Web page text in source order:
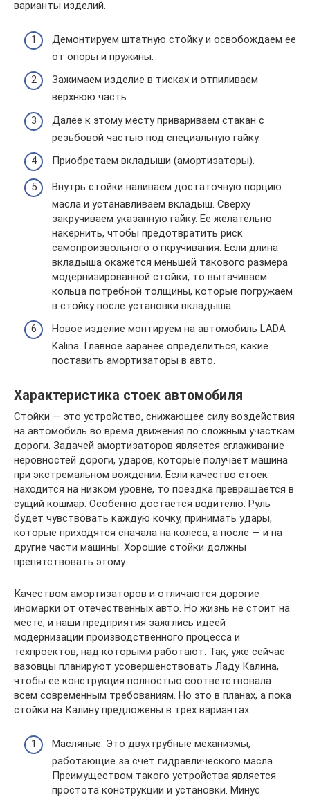
варианты изделий.
Демонтируем штатную стойку и освобождаем ее
от опоры и пружины.
Зажимаем изделие в тисках и отпиливаем
верхнюю часть.
Далее к этому месту привариваем стакан с
резьбовой частью под специальную гайку.
Приобретаем вкладыши (амортизаторы).
Внутрь стойки наливаем достаточную порцию
масла и устанавливаем вкладыш. Сверху
закручиваем указанную гайку. Ее желательно
накернить, чтобы предотвратить риск
самопроизвольного откручивания. Если длина
вкладыша окажется меньшей такового размера
модернизированной стойки, то вытачиваем
кольца потребной толщины, которые погружаем
в стойку после установки вкладыша.
Новое изделие монтируем на автомобиль LADA
Kalina. Главное заранее определиться, какие
поставить амортизаторы в авто.
Характеристика стоек автомобиля
Стойки — это устройство, снижающее силу воздействия
на автомобиль во время движения по сложным участкам
дороги. Задачей амортизаторов является сглаживание
неровностей дороги, ударов, которые получает машина
при экстремальном вождении. Если качество стоек
находится на низком уровне, то поездка превращается в
сущий кошмар. Особенно достается водителю. Руль
будет чувствовать каждую кочку, принимать удары,
которые приходятся сначала на колеса, а после — и на
другие части машины. Хорошие стойки должны
препятствовать этому.
Качеством амортизаторов и отличаются дорогие
иномарки от отечественных авто. Но жизнь не стоит на
месте, и наши предприятия зажглись идеей
модернизации производственного процесса и
техпроектов, над которыми работают. Так, уже сейчас
вазовцы планируют усовершенствовать Ладу Калина,
чтобы ее конструкция полностью соответствовала
всем современным требованиям. Но это в планах, а пока
стойки на Калину предложены в трех вариантах.
Масляные. Это двухтрубные механизмы,
работающие за счет гидравлического масла.
Преимуществом такого устройства является
простота конструкции и установки. Минус